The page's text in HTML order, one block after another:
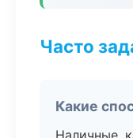
Часто
Какие
Наличные,